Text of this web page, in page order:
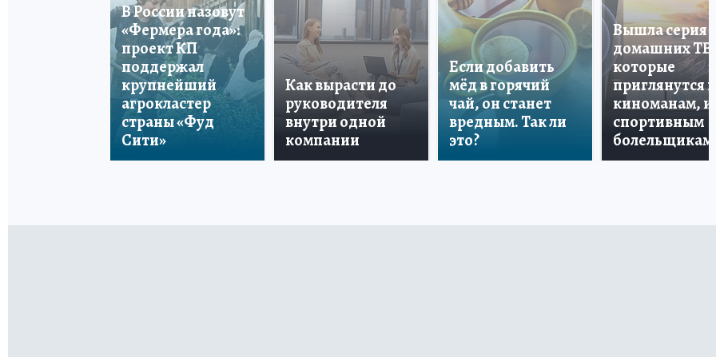
В России назовут
«Фермера года»:
проект КП
поддержал
крупнейший
агрокластер
страны «Фуд
Сити»
Как вырасти до
руководителя
внутри одной
компании
Если добавить
мёд в горячий
чай, он станет
вредным. Так ли
это?
Вышла серия
домашних ТВ,
которые
приглянутся и
киноманам, и
спортивным
болельщикам